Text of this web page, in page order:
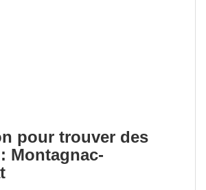
pour trouver des
Montagnac-